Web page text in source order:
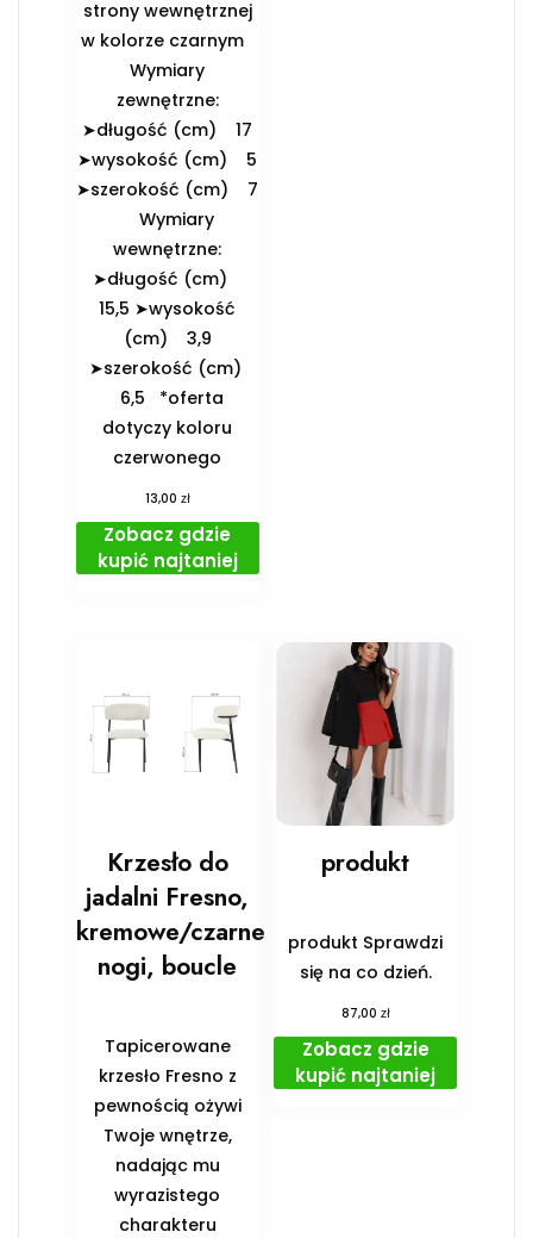
strony wewnętrznej
w kolorze czarnym
️Wymiary
zewnętrzne:
➤długość (cm) 17
➤wysokość (cm) 5
➤szerokość (cm) 7
️Wymiary
wewnętrzne:
➤długość (cm)
15,5 ➤wysokość
(cm) 3,9
➤szerokość (cm)
6,5 *oferta
dotyczy koloru
czerwonego
13,00 zł
Zobacz gdzie
kupić najtaniej
Krzesło do
jadalni Fresno,
kremowe/czarne
nogi, boucle
Tapicerowane
krzesło Fresno z
pewnością ożywi
Twoje wnętrze,
nadając mu
wyrazistego
charakteru
produkt
produkt Sprawdzi
się na co dzień.
87,00 zł
Zobacz gdzie
kupić najtaniej